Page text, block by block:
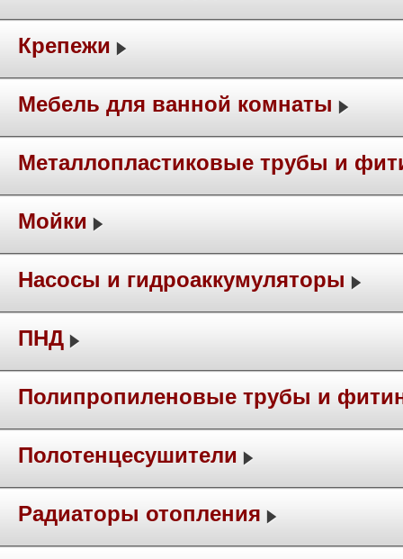
Крепежи
Мебель для ванной комнаты
Металлопластиковые трубы и
Мойки
Насосы и гидроаккумуляторы
ПНД
Полипропиленовые трубы и
Полотенцесушители
Радиаторы отопления